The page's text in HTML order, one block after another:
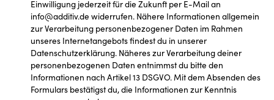
Einwilligung jederzeit für die Zukunft per E-Mail an
info@additiv.de widerrufen. Nähere Informationen allgemein
zur Verarbeitung personenbezogener Daten im Rahmen
unseres Internetangebots findest du in unserer
Datenschutzerklärung. Näheres zur Verarbeitung deiner
personenbezogenen Daten entnimmst du bitte den
Informationen nach Artikel 13 DSGVO. Mit dem Absenden des
Formulars bestätigst du, die Informationen zur Kenntnis